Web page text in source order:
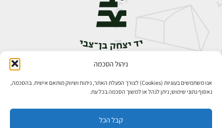
ניהול הסכמה
אנו משתמשים בעוגיות (Cookies) לצורך הפעלת האתר, ניתוח ושיווק מותאם אישית. בהסכמה,
נאסוף נתוני שימוש; ניתן לנהל או למשוך הסכמה בכל עת.
קבל הכל
אבן גבירול 14, רחביה, ירושלים